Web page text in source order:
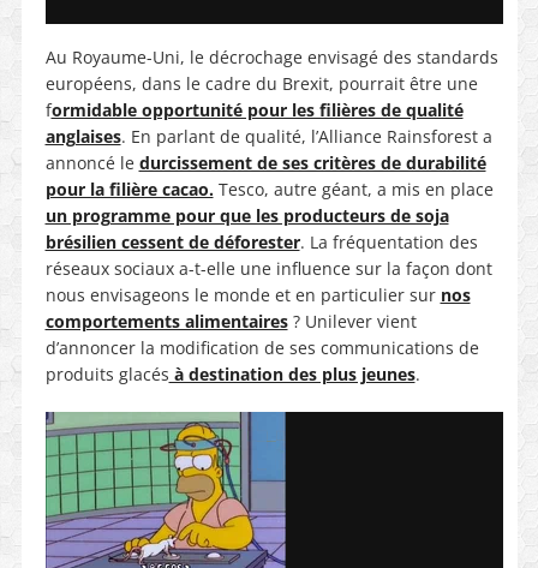
Au Royaume-Uni, le décrochage envisagé des standards
européens, dans le cadre du Brexit, pourrait être une
formidable opportunité pour les filières de qualité
anglaises. En parlant de qualité, l’Alliance Rainsforest a
annoncé le durcissement de ses critères de durabilité
pour la filière cacao.Tesco, autre géant, a mis en place
un programme pour que les producteurs de soja
brésilien cessent de déforester. La fréquentation des
réseaux sociaux a-t-elle une influence sur la façon dont
nous envisageons le monde et en particulier sur nos
comportements alimentaires? Unilever vient
d’annoncer la modification de ses communications de
produits glacés à destination des plus jeunes.